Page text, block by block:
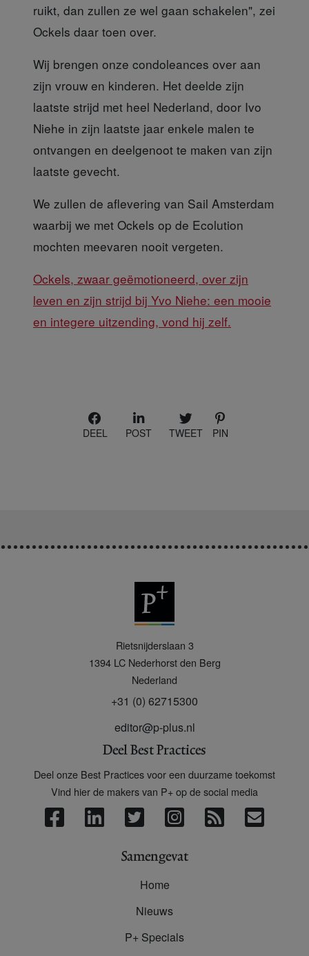
ruikt, dan zullen ze wel gaan schakelen", zei
Ockels daar toen over.
Wij brengen onze condoleances over aan
zijn vrouw en kinderen. Het deelde zijn
laatste strijd met heel Nederland, door Ivo
Niehe in zijn laatste jaar enkele malen te
ontvangen en deelgenoot te maken van zijn
laatste gevecht.
We zullen de aflevering van Sail Amsterdam
waarbij we met Ockels op de Ecolution
mochten meevaren nooit vergeten.
Ockels, zwaar geëmotioneerd, over zijn
leven en zijn strijd bij Yvo Niehe: een mooie
en integere uitzending, vond hij zelf.
DEEL POST TWEET PIN
Rietsnijderslaan 3
1394 LC Nederhorst den Berg
Nederland
+31 (0) 62715300
editor@p-plus.nl
Deel Best Practices
Deel onze Best Practices voor een duurzame toekomst
Vind hier de makers van P+ op de social media
Samengevat
Home
Nieuws
P+ Specials